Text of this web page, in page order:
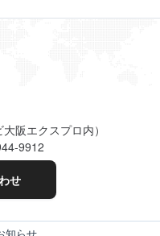
阪エクスプロ内）
9912
せ